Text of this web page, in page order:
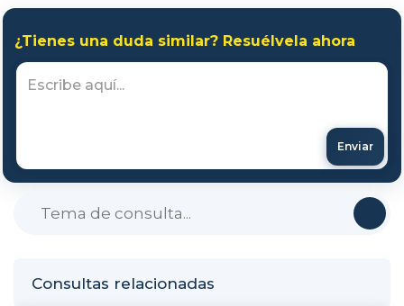
Consultas relacionadas
¿Tienes una duda similar? Resuélvela ahora
Enviar